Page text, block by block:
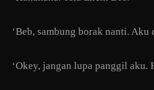
‘Beb, sambung borak nanti. Aku
‘Okey, jangan lupa panggil aku.